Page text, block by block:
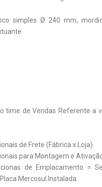
simples Ø 240 mm,
time de Vendas Referente a
de Frete (Fábrica x Loja).
para Montagem e
de Emplacamento =
Mercosul Instalada.